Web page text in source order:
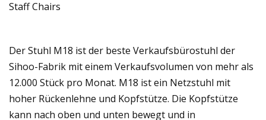
Der Stuhl M18 ist der beste Verkaufsbürostuhl der
Sihoo-Fabrik mit einem Verkaufsvolumen von mehr als
12.000 Stück pro Monat. M18 ist ein Netzstuhl mit
hoher Rückenlehne und Kopfstütze. Die Kopfstütze
kann nach oben und unten bewegt und in